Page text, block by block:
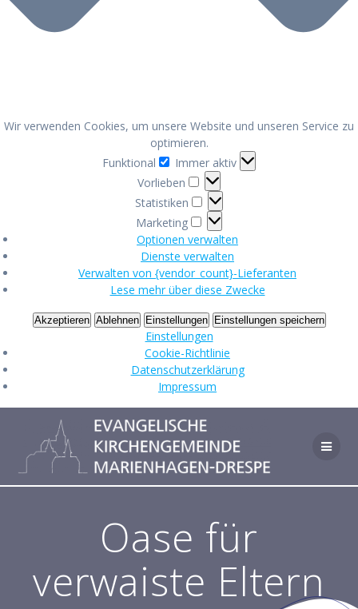
Wir verwenden Cookies, um unsere Website und unseren Service zu
optimieren.
Funktional
Funktional
Immer aktiv
Vorlieben
Vorlieben
Statistiken Statistiken
Marketing Marketing
Optionen verwalten
Dienste verwalten
Verwalten von {vendor_count}-Lieferanten
Lese mehr über diese Zwecke
Akzeptieren Ablehnen Einstellungen Einstellungen speichern
Einstellungen
Cookie-Richtlinie
Datenschutzerklärung
Impressum
Inhalt
springen
Oase für
verwaiste Eltern